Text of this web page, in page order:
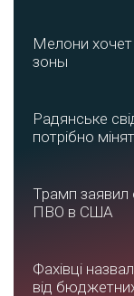
Мелони
зоны
Радянське
потрібно
Трамп заявил
ПВО в США
Фахівці
від